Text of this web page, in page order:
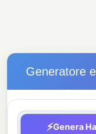
Generatore
⚡Genera